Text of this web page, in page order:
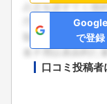
Google
で登録
口コミ投稿